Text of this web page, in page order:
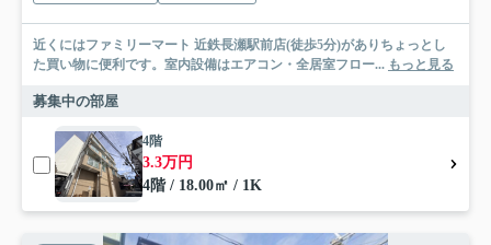
近くにはファミリーマート 近鉄長瀬駅前店(徒歩5分)がありちょっとし
た買い物に便利です。室内設備はエアコン・全居室フロー... もっと見る
募集中の部屋
4階
3.3万円
4階 / 18.00㎡ / 1K